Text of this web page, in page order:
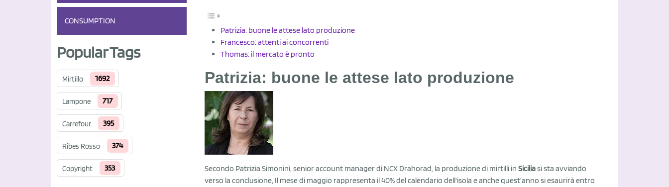
CONSUMPTION
Popular Tags
Mirtillo 1692
Lampone 717
Carrefour 395
Ribes Rosso 374
Copyright 353
Patrizia: buone le attese lato produzione
Francesco: attenti ai concorrenti
Thomas: il mercato è pronto
Patrizia: buone le attese lato produzione
Secondo Patrizia Simonini, senior account manager di NCX Drahorad, la produzione di mirtilli in Siciliasi sta avviando
verso la conclusione, Il mese di maggio rappresenta il 40% del calendario dell'isola e anche quest'anno si esaurirà entro